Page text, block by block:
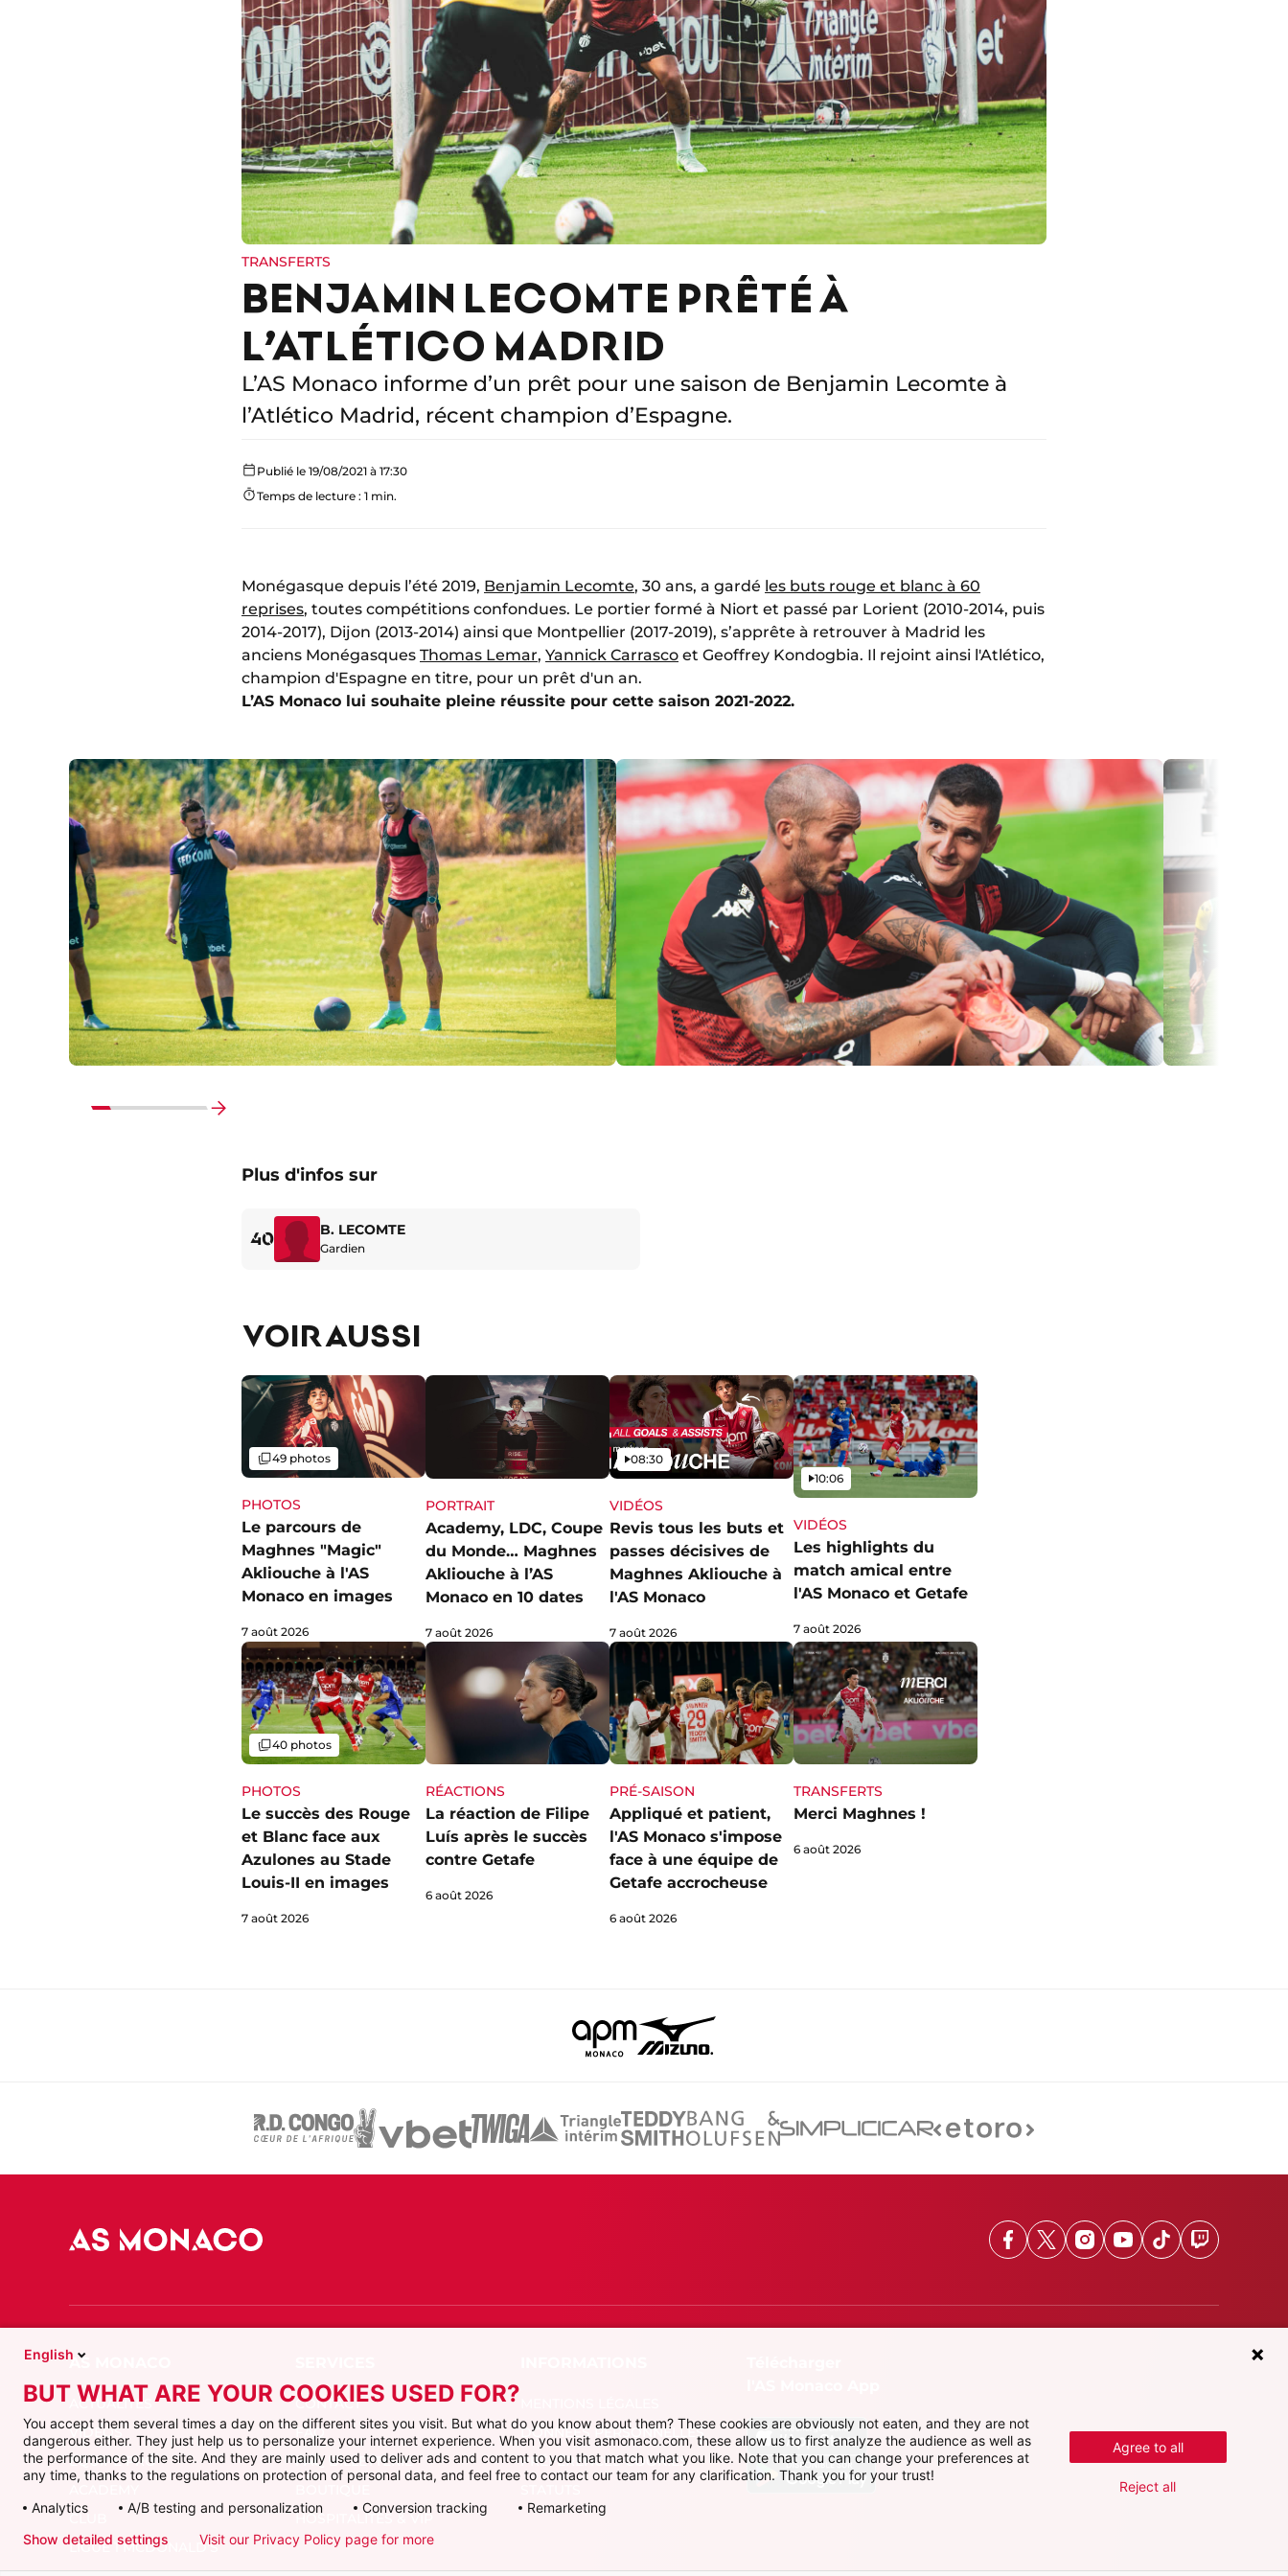
TRANSFERTS
BENJAMIN LECOMTE PRÊTÉ À
L’ATLÉTICO MADRID
L’AS Monaco informe d’un prêt pour une saison de Benjamin Lecomte à
l’Atlético Madrid, récent champion d’Espagne.
Publié le 19/08/2021 à 17:30
Temps de lecture : 1 min.
Monégasque depuis l’été 2019, Benjamin Lecomte, 30 ans, a gardé les buts rouge et blanc à 60
reprises, toutes compétitions confondues. Le portier formé à Niort et passé par Lorient (2010-2014, puis
2014-2017), Dijon (2013-2014) ainsi que Montpellier (2017-2019), s’apprête à retrouver à Madrid les
anciens Monégasques Thomas Lemar, Yannick Carrasco et Geoffrey Kondogbia. Il rejoint ainsi l'Atlético,
champion d'Espagne en titre, pour un prêt d'un an.
L’AS Monaco lui souhaite pleine réussite pour cette saison 2021-2022.
versPlus d'infos sur
40 B. LECOMTE
Gardien
VOIR AUSSI
PHOTOS
Le parcours de
Maghnes "Magic"
Akliouche à l'AS
Monaco en images
Galerie
49 photos
7 août 2026
PORTRAIT
Academy, LDC, Coupe
du Monde… Maghnes
Akliouche à l’AS
Monaco en 10 dates
7 août 2026
VIDÉOS
Revis tous les buts et
passes décisives de
Maghnes Akliouche à
l'AS Monaco
Vidéo
08:30
7 août 2026
VIDÉOS
Les highlights du
match amical entre
l'AS Monaco et Getafe
Vidéo
10:06
7 août 2026
PHOTOS
Le succès des Rouge
et Blanc face aux
Azulones au Stade
Louis-II en images
Galerie
40 photos
7 août 2026
RÉACTIONS
La réaction de Filipe
Luís après le succès
contre Getafe
6 août 2026
PRÉ-SAISON
Appliqué et patient,
l'AS Monaco s'impose
face à une équipe de
Getafe accrocheuse
6 août 2026
TRANSFERTS
Merci Maghnes !
6 août 2026
Facebook
X Instagram
Youtube
TikTokTwitch
ACTUALITÉS
VIDÉOS
ÉQUIPE PRO
CLUB
LIGUE 1 MCDONALD'S
CONTACT
FAQ
FAQ BILLETTERIE
HOSPITALITÉS & VIP
DONNÉES PERSONNELLES
PRÉFÉRENCES COOKIES
English
BUT WHAT ARE YOUR COOKIES USED FOR?
You accept them several times a day on the different sites you visit. But what do you know about them? These cookies are obviously not eaten, and they are not
dangerous either. They just help us to personalize your internet experience. When you visit asmonaco.com, these allow us to first analyze the audience as well as
the performance of the site. And they are mainly used to deliver ads and content to you that match what you like. Note that you can change your preferences at
any time, thanks to the regulations on protection of personal data, and feel free to contact our team for any clarification. Thank you for your trust!
Analytics
A/B testing and personalization Conversion tracking Remarketing
Agree to all
Reject all
Show detailed settings Visit our Privacy Policy page for more